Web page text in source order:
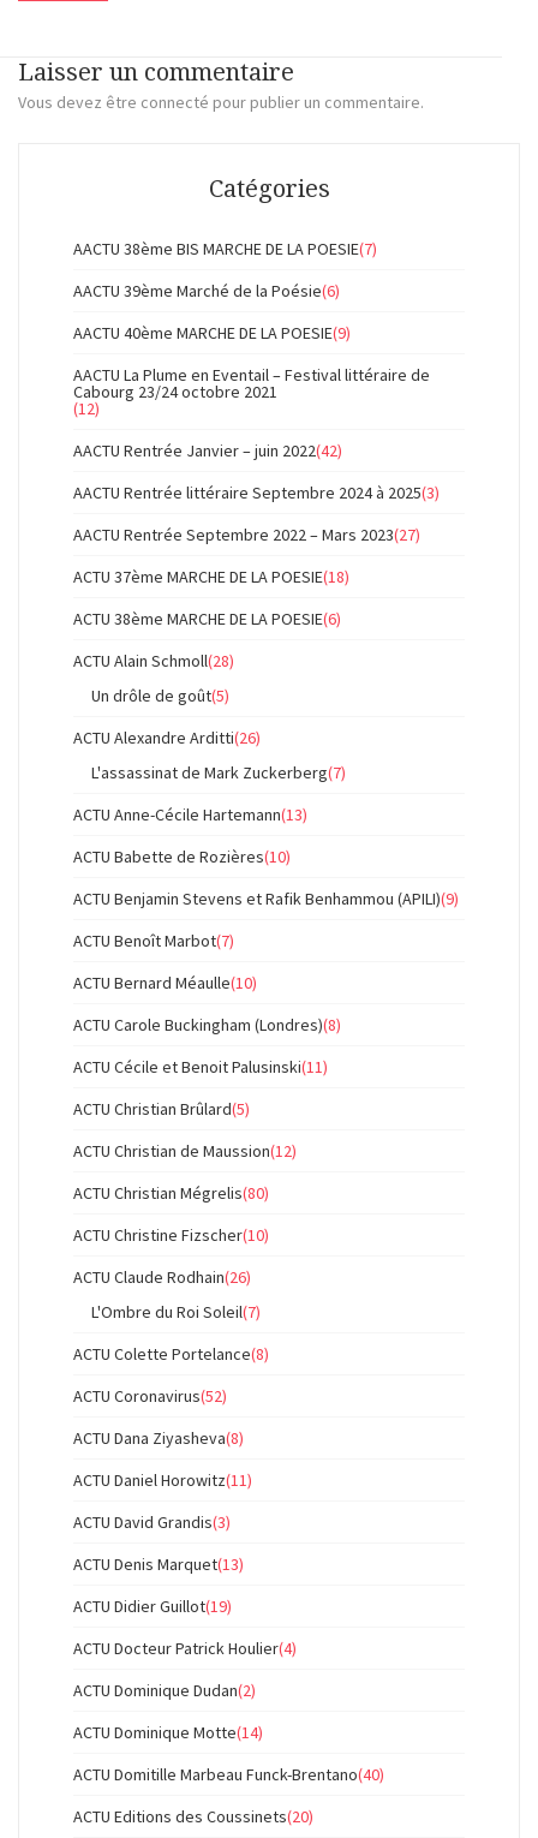
Laisser un commentaire
Vous devez être connecté pour publier un commentaire.
Catégories
AACTU 38ème BIS MARCHE DE LA POESIE(7)
AACTU 39ème Marché de la Poésie(6)
AACTU 40ème MARCHE DE LA POESIE(9)
AACTU La Plume en Eventail – Festival littéraire de
Cabourg 23/24 octobre 2021
(12)
AACTU Rentrée Janvier – juin 2022(42)
AACTU Rentrée littéraire Septembre 2024 à 2025(3)
AACTU Rentrée Septembre 2022 – Mars 2023(27)
ACTU 37ème MARCHE DE LA POESIE(18)
ACTU 38ème MARCHE DE LA POESIE(6)
ACTU Alain Schmoll(28)
Un drôle de goût(5)
ACTU Alexandre Arditti(26)
L'assassinat de Mark Zuckerberg(7)
ACTU Anne-Cécile Hartemann(13)
ACTU Babette de Rozières(10)
ACTU Benjamin Stevens et Rafik Benhammou (APILI)(9)
ACTU Benoît Marbot(7)
ACTU Bernard Méaulle(10)
ACTU Carole Buckingham (Londres)(8)
ACTU Cécile et Benoit Palusinski(11)
ACTU Christian Brûlard(5)
ACTU Christian de Maussion(12)
ACTU Christian Mégrelis(80)
ACTU Christine Fizscher(10)
ACTU Claude Rodhain(26)
L'Ombre du Roi Soleil(7)
ACTU Colette Portelance(8)
ACTU Coronavirus(52)
ACTU Dana Ziyasheva(8)
ACTU Daniel Horowitz(11)
ACTU David Grandis(3)
ACTU Denis Marquet(13)
ACTU Didier Guillot(19)
ACTU Docteur Patrick Houlier(4)
ACTU Dominique Dudan(2)
ACTU Dominique Motte(14)
ACTU Domitille Marbeau Funck-Brentano(40)
ACTU Editions des Coussinets(20)